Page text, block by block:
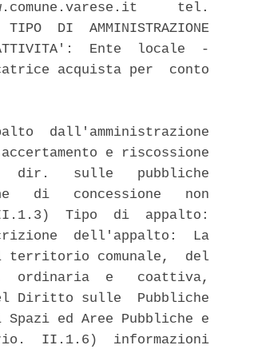
tel.
DI  AMMINISTRAZIONE
ATTIVITA':  Ente  locale  -
acquista per  conto
dall'amministrazione
e riscossione
dir.   sulle   pubbliche
di   concessione   non
Tipo  di  appalto:
dell'appalto:  La
territorio comunale,  del
ordinaria  e   coattiva,
Diritto sulle  Pubbliche
ed Aree Pubbliche e
II.1.6)  informazioni